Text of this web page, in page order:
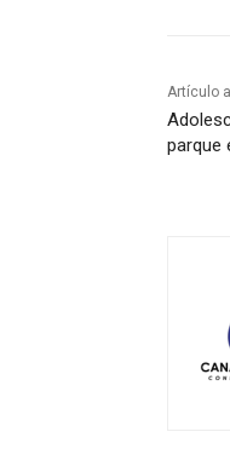
Artículo
parque